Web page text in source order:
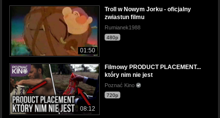
01:50
Troll w Nowym Jorku - oficjalny
zwiastun filmu
Rumianek1988
480p
08:12
Filmowy PRODUCT PLACEMENT...
który nim nie jest
Poznać Kino
720p